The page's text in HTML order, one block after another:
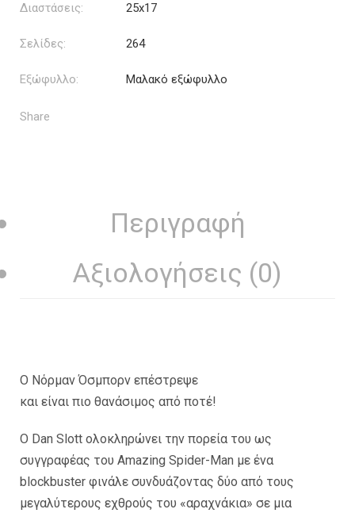
Διαστάσεις: 25x17
Σελίδες: 264
Εξώφυλλο: Μαλακό εξώφυλλο
Share
Περιγραφή
Αξιολογήσεις (0)
Ο Νόρμαν Όσμπορν επέστρεψε
και είναι πιο θανάσιμος από ποτέ!
Ο Dan Slott ολοκληρώνει την πορεία του ως
συγγραφέας του Amazing Spider-Man με ένα
blockbuster φινάλε συνδυάζοντας δύο από τους
μεγαλύτερους εχθρούς του «αραχνάκια» σε μια